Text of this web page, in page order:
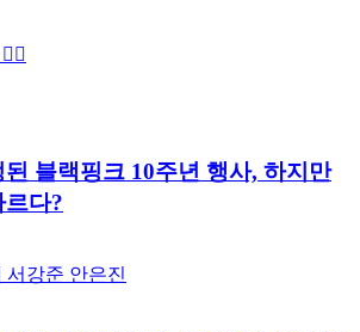
블랙핑크 10주년 행사, 하지만
다?